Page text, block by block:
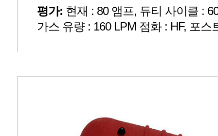
평가: 현재 : 80 앰프, 듀티 사이클 :
가스 유량 : 160 LPM 점화 : HF, 포